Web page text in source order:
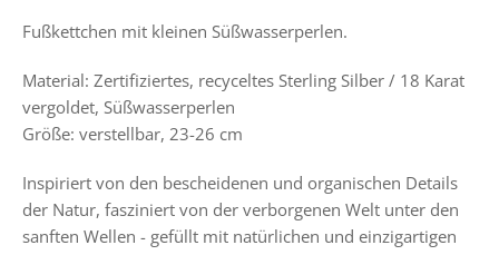
Fußkettchen mit kleinen Süßwasserperlen.
Material: Zertifiziertes, recyceltes Sterling Silber / 18 Karat
vergoldet, Süßwasserperlen
Größe: verstellbar, 23-26 cm
Inspiriert von den bescheidenen und organischen Details
der Natur, fasziniert von der verborgenen Welt unter den
sanften Wellen - gefüllt mit natürlichen und einzigartigen